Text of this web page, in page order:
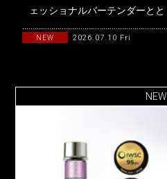
ェッショナルバーテンダーとと
NEW 2026.07.10 Fri
NEW